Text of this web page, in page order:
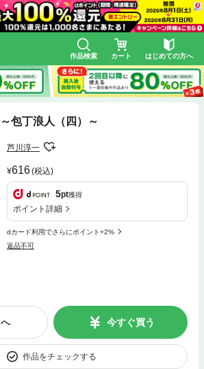
作品検索 カート はじめての方へ
包丁浪人（四）～
芦川淳一
616(税込)
5pt獲得
ポイント詳細
dカード利用でさらにポイント+2%
返品不可
今すぐ買う
作品をチェックする